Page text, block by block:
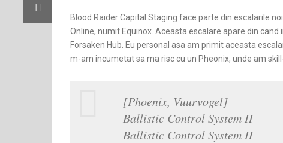
Blood Raider Capital Staging face parte din escalarile
Online, numit Equinox. Aceasta escalare apare din
Forsaken Hub. Eu personal asa am primit aceasta
m-am incumetat sa ma risc cu un Pheonix, unde am
[Phoenix, Vuurvogel]
Ballistic Control System II
Ballistic Control System II